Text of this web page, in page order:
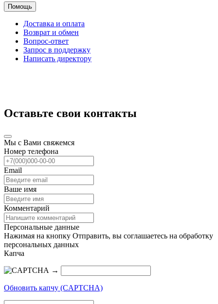
Помощь
Доставка и оплата
Возврат и обмен
Вопрос-ответ
Запрос в поддержку
Написать директору
Оставьте свои контакты
Мы с Вами свяжемся
Номер телефона
Email
Ваше имя
Комментарий
Персональные данные
Нажимая на кнопку Отправить, вы соглашаетесь на обработку
персональных данных
Капча
→
Обновить капчу (CAPTCHA)